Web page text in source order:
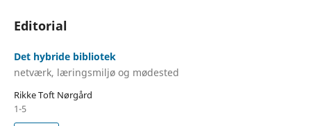
Editorial
Det hybride bibliotek
netværk, læringsmiljø og mødested
Rikke Toft Nørgård
1-5